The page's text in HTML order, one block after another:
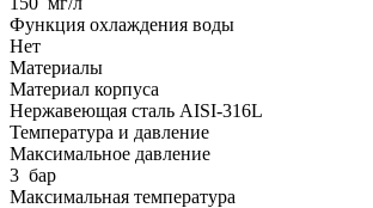
Функция охлаждения воды
Нет
Материалы
Материал корпуса
Нержавеющая сталь AISI-316L
Температура и давление
Максимальное давление
3 бар
Максимальная температура